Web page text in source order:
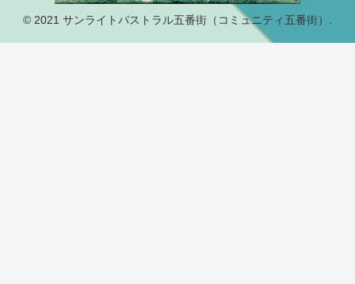
© 2021 サンライトパストラル五番街（コミュニティ五番街）.